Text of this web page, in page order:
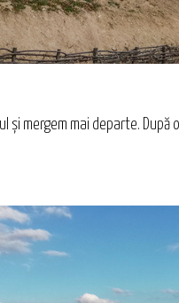
și mergem mai departe.